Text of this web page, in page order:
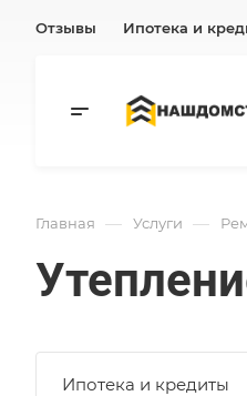
Отзывы Ипотека и
Главная — Услуги —
Ипотека и кредиты